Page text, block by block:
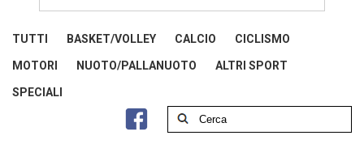
TUTTI BASKET/VOLLEY CALCIO CICLISMO
MOTORI NUOTO/PALLANUOTO ALTRI SPORT
SPECIALI